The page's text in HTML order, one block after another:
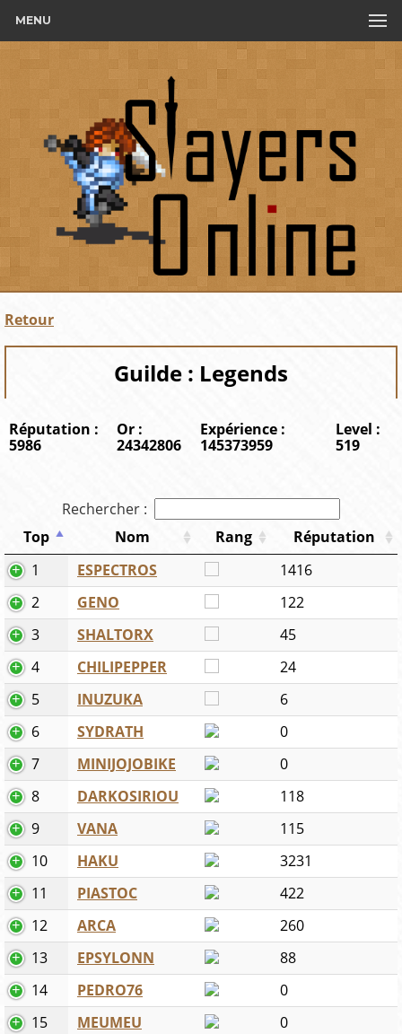
MENU
Retour
Guilde : Legends
Réputation :
5986
Or :
24342806
Expérience :
145373959
Level :
519
Rechercher :
Top
Nom Rang
Réputation
1
ESPECTROS
1416
2
GENO
122
3
SHALTORX
45
4
CHILIPEPPER
24
5
INUZUKA
6
6
SYDRATH
0
7
MINIJOJOBIKE
0
8
DARKOSIRIOU
118
9
VANA
115
10
HAKU
3231
11
PIASTOC
422
12
ARCA
260
13
EPSYLONN
88
14
PEDRO76
0
15
MEUMEU
0